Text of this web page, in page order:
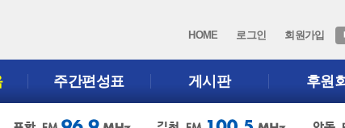
HOME 로그인 회원가입
주간편성표 게시판 후원회